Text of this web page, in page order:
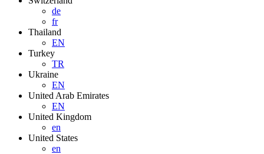
de
fr
Thailand
EN
Turkey
TR
Ukraine
EN
United Arab Emirates
EN
United Kingdom
en
United States
en